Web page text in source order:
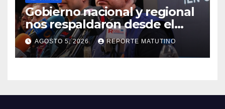
Gobierno nacional y regional
nos respaldaron desde el
primer momento tras
terremotos del 24J
AGOSTO 5, 2026 REPORTE MATUTINO